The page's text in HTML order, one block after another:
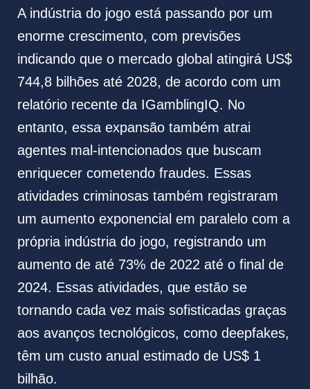
A indústria do jogo está passando por um
enorme crescimento, com previsões
indicando que o mercado global atingirá US$
744,8 bilhões até 2028, de acordo com um
relatório recente da IGamblingIQ. No
entanto, essa expansão também atrai
agentes mal-intencionados que buscam
enriquecer cometendo fraudes. Essas
atividades criminosas também registraram
um aumento exponencial em paralelo com a
própria indústria do jogo, registrando um
aumento de até 73% de 2022 até o final de
2024. Essas atividades, que estão se
tornando cada vez mais sofisticadas graças
aos avanços tecnológicos, como deepfakes,
têm um custo anual estimado de US$ 1
bilhão.